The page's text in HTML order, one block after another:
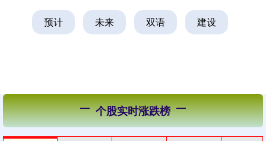
预计 未来 双语 建设
个股实时涨跌榜